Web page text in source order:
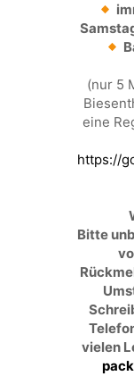
(nur 5
eine
https://
Bitte
vielen